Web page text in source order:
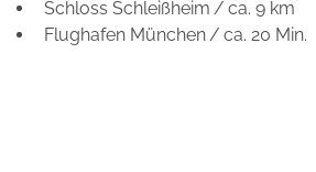
Schloss Schleißheim / ca. 9 km
Flughafen München / ca. 20 Min.